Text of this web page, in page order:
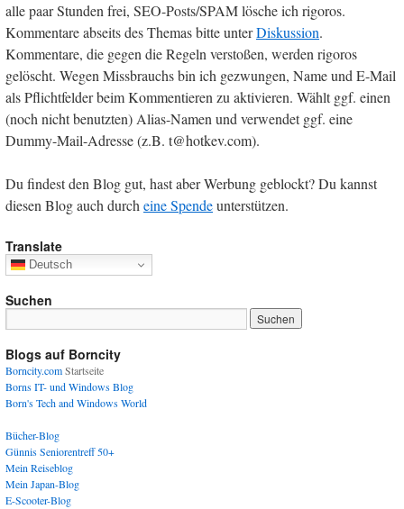
alle paar Stunden frei, SEO-Posts/SPAM lösche ich rigoros.
Kommentare abseits des Themas bitte unterDiskussion.
Kommentare, die gegen die Regeln verstoßen, werden rigoros
gelöscht. Wegen Missbrauchs bin ich gezwungen, Name und E-Mail
als Pflichtfelder beim Kommentieren zu aktivieren. Wählt ggf. einen
(noch nicht benutzten) Alias-Namen und verwendet ggf. eine
Dummy-Mail-Adresse (z.B. t@hotkev.com).
Du findest den Blog gut, hast aber Werbung geblockt? Du kannst
diesen Blog auch durcheine Spendeunterstützen.
Translate
Deutsch
Suchen
Blogs auf Borncity
Borncity.comStartseite
Borns IT- und Windows Blog
Born's Tech and Windows World
Bücher-Blog
Günnis Seniorentreff 50+
Mein Reiseblog
Mein Japan-Blog
E-Scooter-Blog